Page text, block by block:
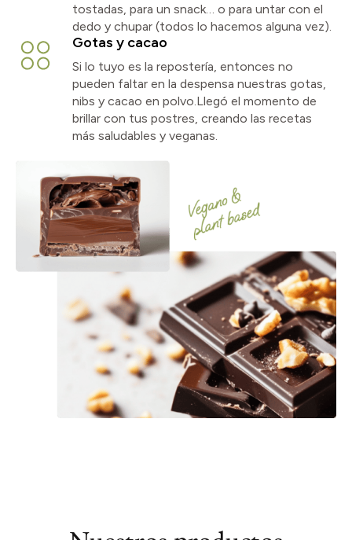
tostadas, para un snack… o para untar con el
dedo y chupar (todos lo hacemos alguna vez).
Gotas y cacao
Si lo tuyo es la repostería, entonces no
pueden faltar en la despensa nuestras gotas,
nibs y cacao en polvo.Llegó el momento de
brillar con tus postres, creando las recetas
más saludables y veganas.